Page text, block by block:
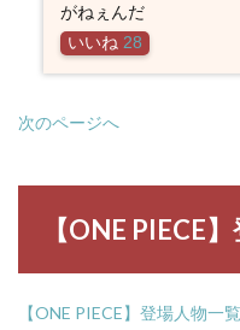
がねぇんだ
いいね 28
次のページへ
【ONE PIECE
【ONE PIECE】登場人物一